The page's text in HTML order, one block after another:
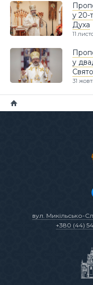
у 20-
Духа
11
у
31
вул. Микільсько-
+380 (44)